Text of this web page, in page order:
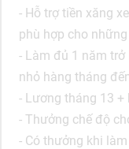
- Hỗ trợ tiền xăng
phù hợp cho
- Làm đủ 1 năm
nhỏ hàng tháng
- Lương tháng 13
- Thưởng chế độ
- Có thưởng khi